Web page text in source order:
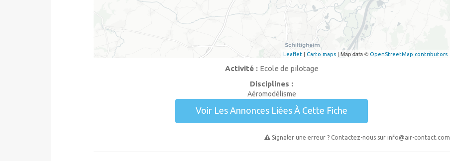
Leaflet| Carto maps| Map data © OpenStreetMap contributors
Activité : Ecole de pilotage
Disciplines :
Aéromodélisme
Voir Les Annonces Liées À Cette Fiche
Signaler une erreur ? Contactez-nous sur info@air-contact.com